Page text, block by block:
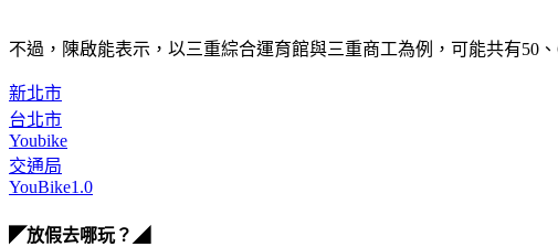
不過，陳啟能表示，以三重綜合運育館與三重商工為例，可能共有50
新北市
台北市
Youbike
交通局
YouBike1.0
◤放假去哪玩？◢